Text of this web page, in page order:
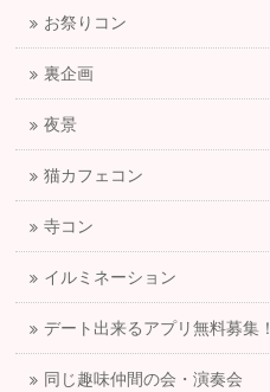
お祭りコン
裏企画
夜景
猫カフェコン
寺コン
イルミネーション
デート出来るアプリ無料募集！
同じ趣味仲間の会・演奏会